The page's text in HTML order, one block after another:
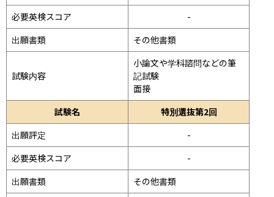
必要英検スコア
-
出願書類
その他書類
試験内容
小論文や学科諮問などの筆
記試験
面接
試験名
特別選抜第2回
出願評定
-
必要英検スコア
-
出願書類
その他書類